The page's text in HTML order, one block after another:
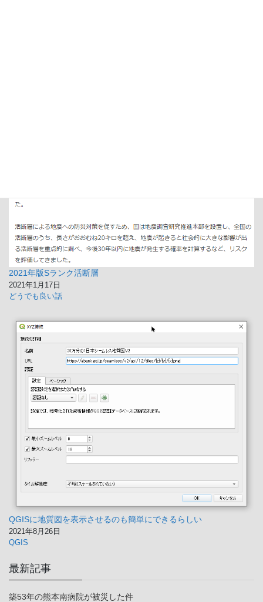
2021年版Sランク活断層
2021年1月17日
どうでも良い話
QGISに地質図を表示させるのも簡単にできるらしい
2021年8月26日
QGIS
最新記事
築53年の熊本南病院が被災した件